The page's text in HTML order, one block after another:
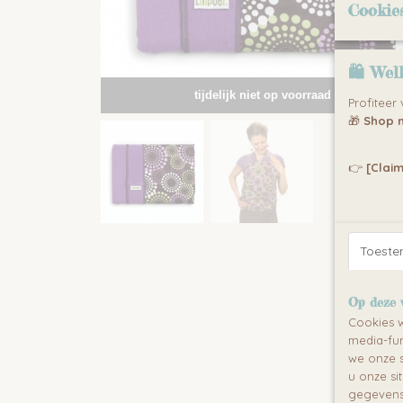
tijdelijk niet op voorraad
🛍
Profiteer
🎁 Shop
👉
Op deze
Cookies
media-
we onze
u onze